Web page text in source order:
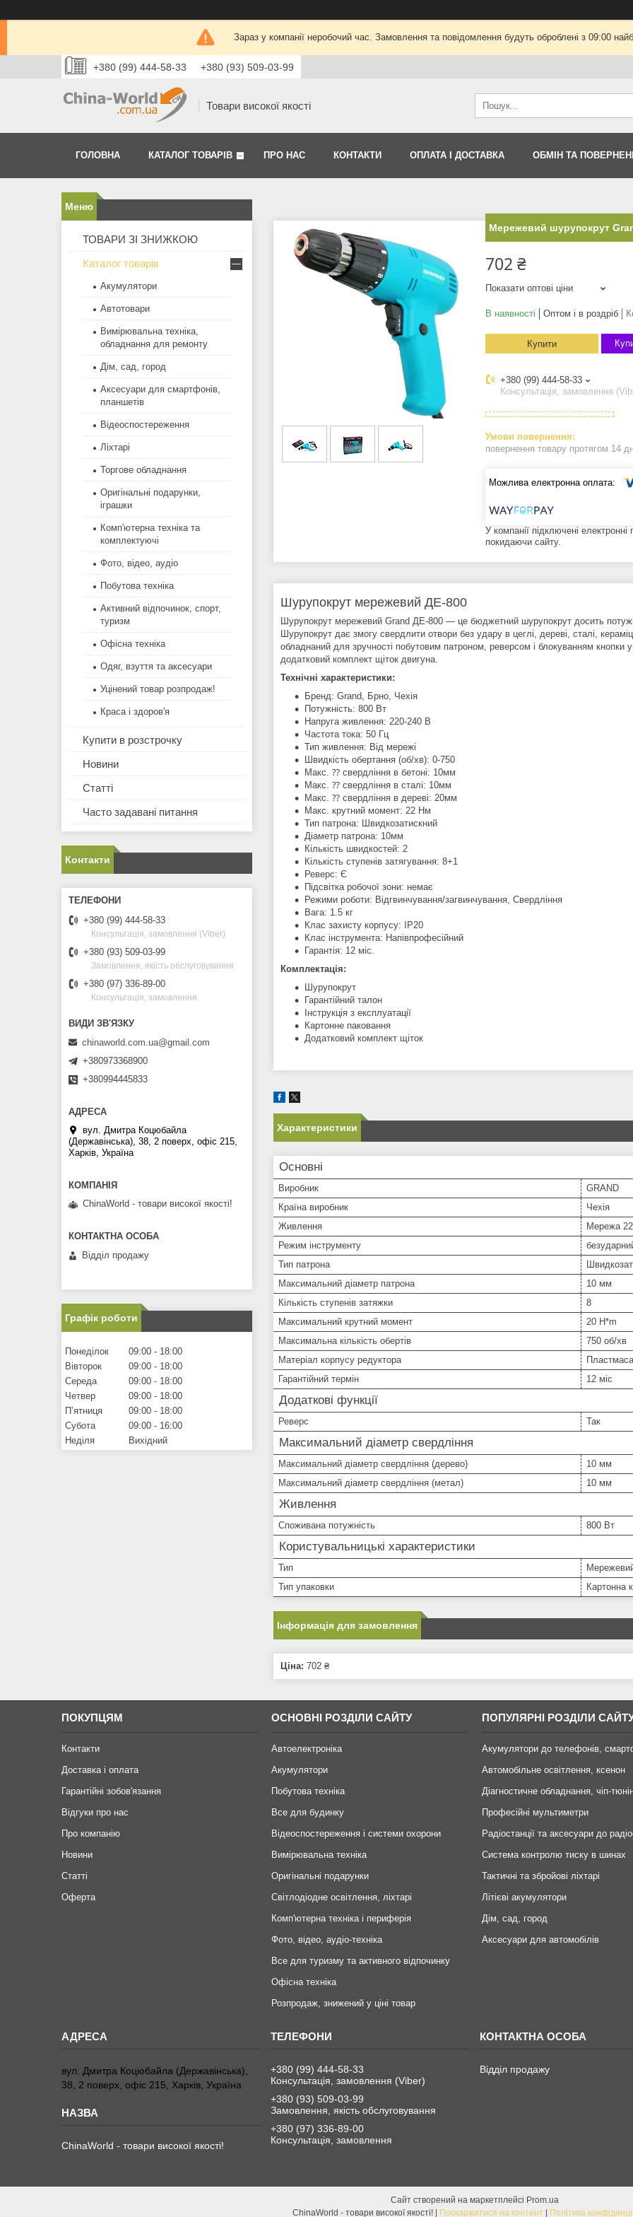
Зараз у компанії неробочий час. Замовлення та повідомлення будуть оброблені з 09:00
+380 (99) 444-58-33 +380 (93) 509-03-99
Товари високої якості
ГОЛОВНА КАТАЛОГ ТОВАРІВ ПРО НАС КОНТАКТИ ОПЛАТА І ДОСТАВКА ОБМІН ТА
Мережевий шурупокрут
702 ₴
Показати оптові ціни
В наявності Оптом і в роздріб
Купити
+380 (99) 444-58-33
Консультація, замовлення
повернення товару протягом 14
У компанії підключені
покидаючи сайту.
Шурупокрут мережевий ДЕ-800
Шурупокрут мережевий Grand ДЕ-800 — це бюджетний шурупокрут досить
Шурупокрут дає змогу свердлити отвори без удару в цеглі, дереві, сталі,
обладнаний для зручності побутовим патроном, реверсом і блокуванням кнопки
додатковий комплект щіток двигуна.
Технічні характеристики:
Бренд: Grand, Брно, Чехія
Потужність: 800 Вт
Напруга живлення: 220-240 В
Частота тока: 50 Гц
Тип живлення: Від мережі
Швидкість обертання (об/хв): 0-750
Макс. ⁇ свердління в бетоні: 10мм
Макс. ⁇ свердління в сталі: 10мм
Макс. ⁇ свердління в дереві: 20мм
Макс. крутний момент: 22 Нм
Тип патрона: Швидкозатискний
Діаметр патрона: 10мм
Кількість швидкостей: 2
Кількість ступенів затягування: 8+1
Реверс: Є
Підсвітка робочої зони: немає
Режими роботи: Відгвинчування/загвинчування, Свердління
Вага: 1.5 кг
Клас захисту корпусу: IP20
Клас інструмента: Напівпрофесійний
Гарантія: 12 міс.
Комплектація:
Шурупокрут
Гарантійний талон
Інструкція з експлуатації
Картонне паковання
Додатковий комплект щіток
Характеристики
Основні
Виробник
GRAND
Країна виробник
Чехія
Живлення
Мережа
Режим інструменту
Тип патрона
Максимальний діаметр патрона
10 мм
Кількість ступенів затяжки
8
Максимальний крутний момент
20 H*m
Максимальна кількість обертів
750 об/хв
Матеріал корпусу редуктора
Пластмаса
Гарантійний термін
12 міс
Додаткові функції
Реверс Так
Максимальний діаметр свердління
Максимальний діаметр свердління (дерево)
10 мм
Максимальний діаметр свердління (метал)
10 мм
Живлення
Споживана потужність 800 Вт
Користувальницькі характеристики
Тип
Тип упаковки
Картонна
Інформація для замовлення
Ціна: 702 ₴
ТОВАРИ ЗІ ЗНИЖКОЮ
Каталог товарів
Акумулятори
Автотовари
Вимірювальна техніка,
обладнання для ремонту
Дім, сад, город
Аксесуари для смартфонів,
планшетів
Відеоспостереження
Ліхтарі
Торгове обладнання
Оригінальні подарунки,
іграшки
Комп'ютерна техніка та
комплектуючі
Фото, відео, аудіо
Побутова техніка
Активний відпочинок, спорт,
туризм
Офісна техніка
Одяг, взуття та аксесуари
Уцінений товар розпродаж!
Краса і здоров'я
Купити в розстрочку
Новини
Статті
Часто задавані питання
Контакти
+380 (99) 444-58-33
Консультація, замовлення (Viber)
+380 (93) 509-03-99
Замовлення, якість обслуговування
+380 (97) 336-89-00
Консультація, замовлення
chinaworld.com.ua@gmail.com
+380973368900
+380994445833
вул. Дмитра Коцюбайла
(Державінська), 38, 2 поверх, офіс 215,
Харків, Україна
ChinaWorld - товари високої якості!
Відділ продажу
Графік роботи
Понеділок 09:00
18:00
Вівторок
09:00
18:00
Середа
09:00
18:00
Четвер
09:00
18:00
Пʼятниця
09:00
18:00
Субота
09:00
16:00
Неділя
Вихідний
ПОКУПЦЯМ
Контакти
Доставка і оплата
Гарантійні зобов'язання
Відгуки про нас
Про компанію
Новини
Статті
Оферта
ОСНОВНІ РОЗДІЛИ САЙТУ
Автоелектроніка
Акумулятори
Побутова техніка
Все для будинку
Відеоспостереження і системи охорони
Вимірювальна техніка
Оригінальні подарунки
Світлодіодне освітлення, ліхтарі
Комп'ютерна техніка і периферія
Фото, відео, аудіо-техніка
Все для туризму та активного відпочинку
Офісна техніка
Розпродаж, знижений у ціні товар
ПОПУЛЯРНІ РОЗДІЛИ
Акумулятори до телефонів,
Автомобільне освітлення, ксенон
Діагностичне обладнання, чіп-
Професійні мультиметри
Радіостанції та аксесуари до
Система контролю тиску в шинах
Тактичні та збройові ліхтарі
Літієві акумулятори
Дім, сад, город
Аксесуари для автомобілів
вул. Дмитра Коцюбайла (Державінська),
38, 2 поверх, офіс 215, Харків, Україна
ChinaWorld - товари високої якості!
+380 (99) 444-58-33
Консультація, замовлення (Viber)
+380 (93) 509-03-99
Замовлення, якість обслуговування
+380 (97) 336-89-00
Консультація, замовлення
Відділ продажу
Сайт створений на маркетплейсі Prom.ua
Поскаржитися на контент Політика